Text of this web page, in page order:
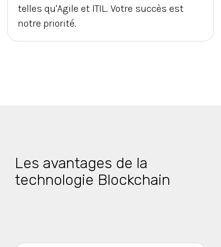
telles qu'Agile et ITIL. Votre succès est
notre priorité.
Les avantages de la
technologie Blockchain